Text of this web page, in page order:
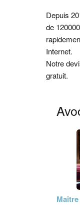
Depuis
de
Internet.
Notre
gratuit.